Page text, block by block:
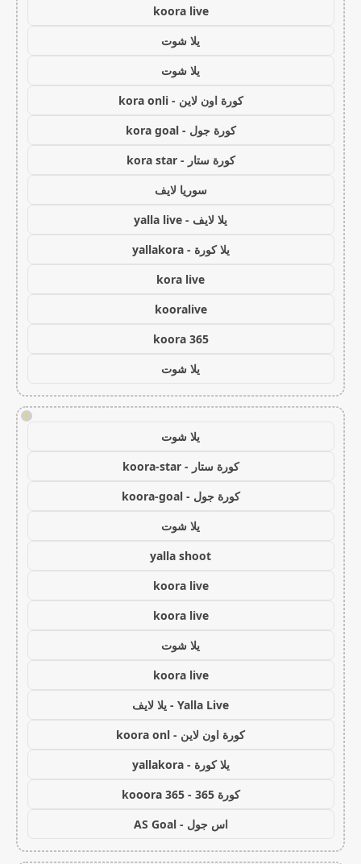
koora live
يلا شوت
يلا شوت
كورة اون لاين - kora onli
كورة جول - kora goal
كورة ستار - kora star
سوريا لايف
يلا لايف - yalla live
يلا كورة - yallakora
kora live
kooralive
koora 365
يلا شوت
!
يلا شوت
كورة ستار - koora-star
كورة جول - koora-goal
يلا شوت
yalla shoot
koora live
koora live
يلا شوت
koora live
Yalla Live - يلا لايف
كورة اون لاين - koora onl
يلا كورة - yallakora
كورة 365 - kooora 365
اس جول - AS Goal